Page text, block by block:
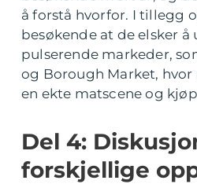
å forstå hvorfor. I tillegg
besøkende at de elsker å
pulserende markeder,
og Borough Market,
en ekte matscene og
Del 4:
forskjellige